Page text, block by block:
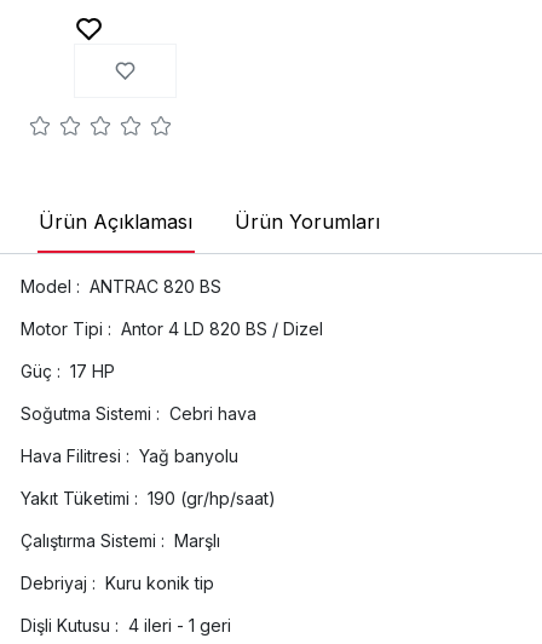
Ürün Açıklaması Ürün Yorumları
Model : ANTRAC 820 BS
Motor Tipi : Antor 4 LD 820 BS / Dizel
Güç : 17 HP
Soğutma Sistemi : Cebri hava
Hava Filitresi : Yağ banyolu
Yakıt Tüketimi : 190 (gr/hp/saat)
Çalıştırma Sistemi : Marşlı
Debriyaj : Kuru konik tip
Dişli Kutusu : 4 ileri - 1 geri